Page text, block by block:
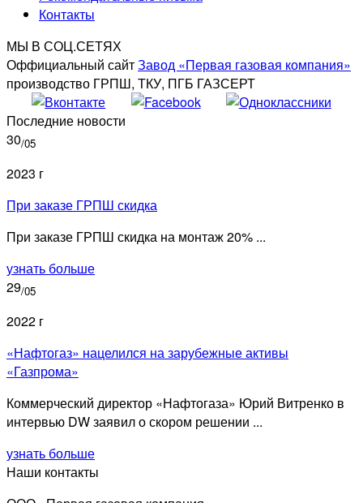
Контакты
МЫ В СОЦ.СЕТЯХ
Оффициальный сайтЗавод «Первая газовая компания»
производство ГРПШ, ТКУ, ПГБ ГАЗСЕРТ
Последние новости
30/05
2023 г
При заказе ГРПШ скидка
При заказе ГРПШ скидка на монтаж 20% ...
узнать больше
29/05
2022 г
«Нафтогаз» нацелился на зарубежные активы
«Газпрома»
Коммерческий директор «Нафтогаза» Юрий Витренко в
интервью DW заявил о скором решении ...
узнать больше
Наши контакты